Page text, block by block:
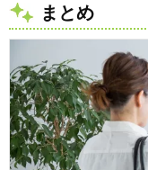
まとめ